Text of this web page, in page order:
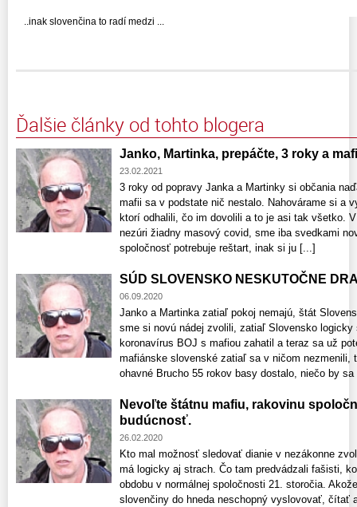
..inak slovenčina to radí medzi ...
Ďalšie články od tohto blogera
Janko, Martinka, prepáčte, 3 roky a
23.02.2021
3 roky od popravy Janka a Martinky si občania
mafii sa v podstate nič nestalo. Nahovárame si a
ktorí odhalili, čo im dovolili a to je asi tak všetko.
nezúri žiadny masový covid, sme iba svedkami
spoločnosť potrebuje reštart, inak si ju [...]
SÚD SLOVENSKO NESKUTOČNE
06.09.2020
Janko a Martinka zatiaľ pokoj nemajú, štát
sme si novú nádej zvolili, zatiaľ Slovensko logicky
koronavírus BOJ s mafiou zahatil a teraz sa už
mafiánske slovenské zatiaľ sa v ničom
ohavné Brucho 55 rokov basy dostalo, niečo by
Nevoľte štátnu mafiu, rakovinu
budúcnosť.
26.02.2020
Kto mal možnosť sledovať dianie v nezákonne
má logicky aj strach. Čo tam predvádzali fašisti,
obdobu v normálnej spoločnosti 21. storočia.
slovenčiny do hneda neschopný vyslovovať, čítať